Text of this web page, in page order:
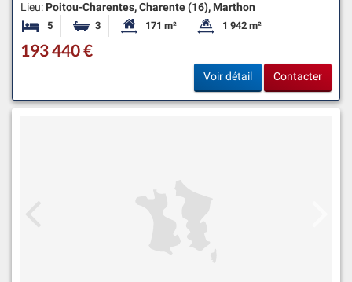
Lieu: Poitou-Charentes, Charente (16), Marthon
5 Chambres
3 Salles de bainsSurface habitable:
171 m² Superficie du terrain:
1 942 m²
193 440 €
Voir détail Contacter